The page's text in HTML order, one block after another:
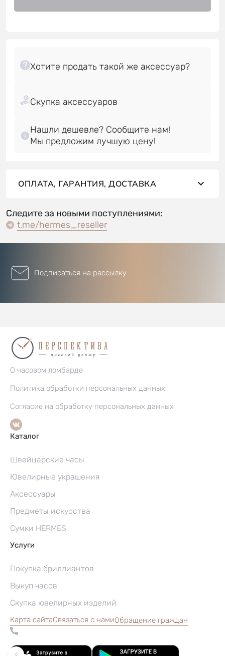
Нашли дешевле? Сообщите нам!
Мы предложим лучшую цену!
ОПЛАТА, ГАРАНТИЯ, ДОСТАВКА
Следите за новыми поступлениями:
t.me/hermes_reseller
Подписаться на рассылку
О часовом ломбарде
Политика обработки персональных данных
Согласие на обработку персональных данных
Каталог
Швейцарские часы
Ювелирные украшения
Аксессуары
Предметы искусства
Сумки HERMES
Услуги
Покупка бриллиантов
Выкуп часов
Скупка ювелирных изделий
Карта сайтаСвязаться с намиОбращение граждан